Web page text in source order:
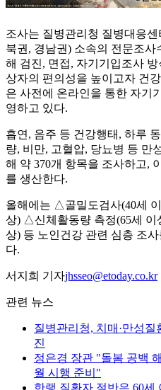
조사는 질병관리청 질병대응
북권, 경남권) 소속의 전문조
해 검진, 면접, 자기기입조사
상자의 편의성을 높이고자 건
은 사전에 온라인을 통한 자기
영하고 있다.
흡연, 음주 등 건강행태, 하루
량, 비만, 고혈압, 당뇨병 등 만
해 약 370개 항목을 조사하고,
를 생산한다.
올해에는 △골밀도검사(40세
상) △신체활동량 측정(65세 이
상) 등 노인건강 관련 심층 조
다.
서지희 기자jhsseo@etoday.co.kr
관련 뉴스
질병관리청, 치매·만성
진
정은경 장관 "돌봄 공백
월 시행 준비"